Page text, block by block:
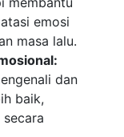
emosi
masa lalu.
dan
baik,